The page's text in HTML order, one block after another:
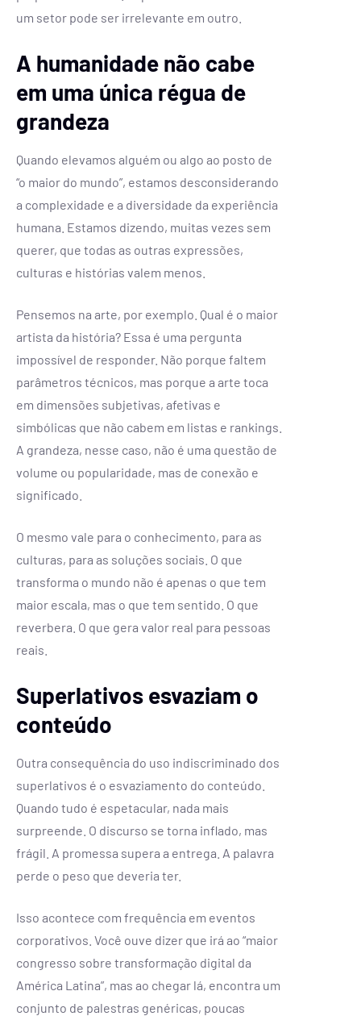
um setor pode ser irrelevante em outro.
A humanidade não cabe
em uma única régua de
grandeza
Quando elevamos alguém ou algo ao posto de
“o maior do mundo”, estamos desconsiderando
a complexidade e a diversidade da experiência
humana. Estamos dizendo, muitas vezes sem
querer, que todas as outras expressões,
culturas e histórias valem menos.
Pensemos na arte, por exemplo. Qual é o maior
artista da história? Essa é uma pergunta
impossível de responder. Não porque faltem
parâmetros técnicos, mas porque a arte toca
em dimensões subjetivas, afetivas e
simbólicas que não cabem em listas e rankings.
A grandeza, nesse caso, não é uma questão de
volume ou popularidade, mas de conexão e
significado.
O mesmo vale para o conhecimento, para as
culturas, para as soluções sociais. O que
transforma o mundo não é apenas o que tem
maior escala, mas o que tem sentido. O que
reverbera. O que gera valor real para pessoas
reais.
Superlativos esvaziam o
conteúdo
Outra consequência do uso indiscriminado dos
superlativos é o esvaziamento do conteúdo.
Quando tudo é espetacular, nada mais
surpreende. O discurso se torna inflado, mas
frágil. A promessa supera a entrega. A palavra
perde o peso que deveria ter.
Isso acontece com frequência em eventos
corporativos. Você ouve dizer que irá ao “maior
congresso sobre transformação digital da
América Latina”, mas ao chegar lá, encontra um
conjunto de palestras genéricas, poucas